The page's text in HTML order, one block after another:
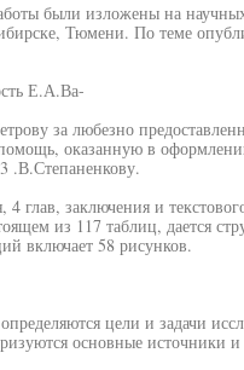
были изложены на
Тюмени. По теме
Е.А.Ва-
за любезно
оказанную в
глав, заключения и
из 117 таблиц, дается
включает 58 рисунков.
цели и задачи
основные источники